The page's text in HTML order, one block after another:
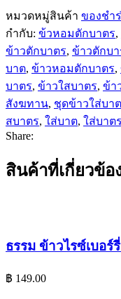
หมวดหมู่สินค้า ของชำ
กำกับ: ข้วหอมตักบาตร,
ข้าวตักบาตร, ข้าวตักบ
บาต, ข้าวหอมตักบาตร,
บาตร, ข้าวใสบาตร, ข้า
สังฆทาน, ชุดข้าวใส่บา
สบาตร, ใส่บาต, ใส่บาตร
Share:
สินค้าที่เกี่ยวข้อ
ธรรม ข้าวไรซ์เบอ
฿ 149.00